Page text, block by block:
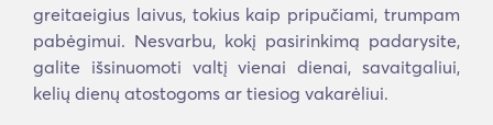
greitaeigius laivus, tokius kaip pripučiami, trumpam
pabėgimui. Nesvarbu, kokį pasirinkimą padarysite,
galite išsinuomoti valtį vienai dienai, savaitgaliui,
kelių dienų atostogoms ar tiesiog vakarėliui.